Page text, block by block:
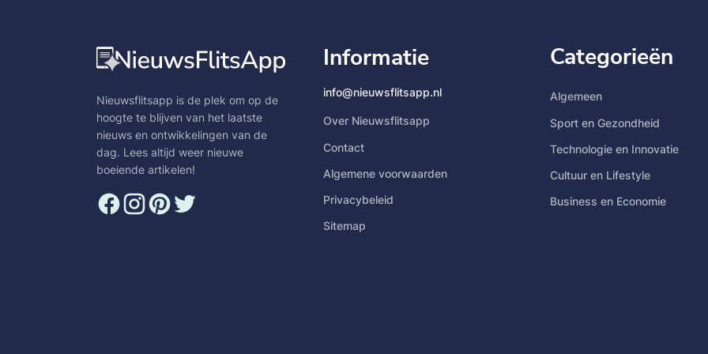
Nieuwsflitsapp is de plek om op de
hoogte te blijven van het laatste
nieuws en ontwikkelingen van de
dag. Lees altijd weer nieuwe
boeiende artikelen!
Informatie
info@nieuwsflitsapp.nl
Over Nieuwsflitsapp
Contact
Algemene voorwaarden
Privacybeleid
Sitemap
Categorieën
Algemeen
Sport en Gezondheid
Technologie en Innovatie
Cultuur en Lifestyle
Business en Economie